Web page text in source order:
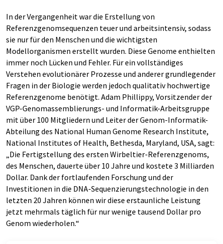
In der Vergangenheit war die Erstellung von
Referenzgenomsequenzen teuer und arbeitsintensiv, sodass
sie nur für den Menschen und die wichtigsten
Modellorganismen erstellt wurden. Diese Genome enthielten
immer noch Lücken und Fehler. Für ein vollständiges
Verstehen evolutionärer Prozesse und anderer grundlegender
Fragen in der Biologie werden jedoch qualitativ hochwertige
Referenzgenome benötigt. Adam Phillippy, Vorsitzender der
VGP-Genomassemblierungs- und Informatik-Arbeitsgruppe
mit über 100 Mitgliedern und Leiter der Genom-Informatik-
Abteilung des National Human Genome Research Institute,
National Institutes of Health, Bethesda, Maryland, USA, sagt:
„Die Fertigstellung des ersten Wirbeltier-Referenzgenoms,
des Menschen, dauerte über 10 Jahre und kostete 3 Milliarden
Dollar. Dank der fortlaufenden Forschung und der
Investitionen in die DNA-Sequenzierungstechnologie in den
letzten 20 Jahren können wir diese erstaunliche Leistung
jetzt mehrmals täglich für nur wenige tausend Dollar pro
Genom wiederholen.“